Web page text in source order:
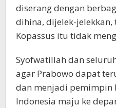
diserang dengan
dihina, dijelek-
Kopassus itu tidak
Syofwatillah dan
agar Prabowo dapat
dan menjadi pemimpin
Indonesia maju ke